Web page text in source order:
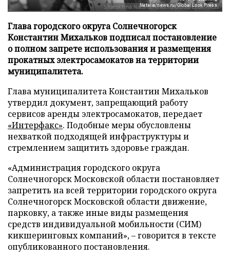
Natalia/news.ru/Global Look Press
Глава городского округа Солнечногорск
Константин Михальков подписал постановление
о полном запрете использования и размещения
прокатных электросамокатов на территории
муниципалитета.
Глава муниципалитета Константин Михальков
утвердил документ, запрещающий работу
сервисов аренды электросамокатов, передает
«Интерфакс». Подобные меры обусловлены
нехваткой подходящей инфраструктуры и
стремлением защитить здоровье граждан.
«Администрация городского округа
Солнечногорск Московской области постановляет
запретить на всей территории городского округа
Солнечногорск Московской области движение,
парковку, а также иные виды размещения
средств индивидуальной мобильности (СИМ)
кикшеринговых компаний», – говорится в тексте
опубликованного постановления.